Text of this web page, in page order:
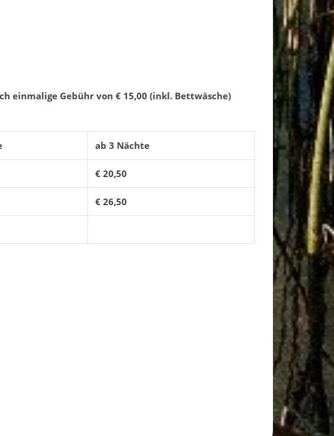
einmalige Gebühr von € 15,00 (inkl. Bettwäsche)
ab 3 Nächte
€ 20,50
€ 26,50